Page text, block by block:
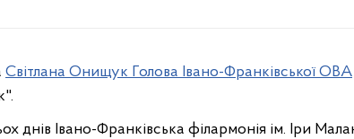
Світлана Онищук Голова Івано-Франківської ОВА
днів Івано-Франківська філармонія ім. Іри